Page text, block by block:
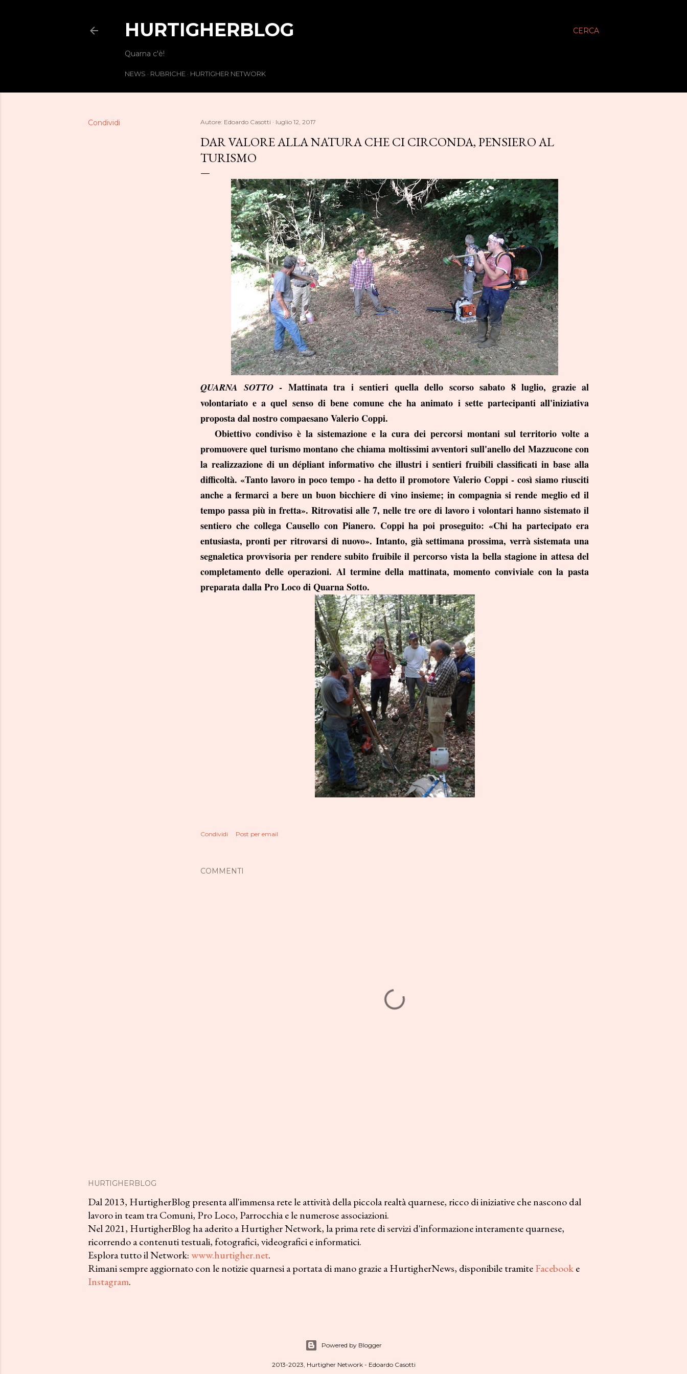
CERCA
HURTIGHERBLOG
Quarna c'è!
NEWS RUBRICHE HURTIGHER NETWORK
Condividi Autore: Edoardo Casotti luglio 12, 2017
DAR VALORE ALLA NATURA CHE CI CIRCONDA, PENSIERO AL
TURISMO
QUARNA SOTTO- Mattinata tra i sentieri quella dello scorso sabato 8 luglio, grazie al
volontariato e a quel senso di bene comune che ha animato i sette partecipanti all'iniziativa
proposta dal nostro compaesano Valerio Coppi.
Obiettivo condiviso è la sistemazione e la cura dei percorsi montani sul territorio volte a
promuovere quel turismo montano che chiama moltissimi avventori sull'anello del Mazzucone con
la realizzazione di un dépliant informativo che illustri i sentieri fruibili classificati in base alla
difficoltà. «Tanto lavoro in poco tempo - ha detto il promotore Valerio Coppi - così siamo riusciti
anche a fermarci a bere un buon bicchiere di vino insieme; in compagnia si rende meglio ed il
tempo passa più in fretta». Ritrovatisi alle 7, nelle tre ore di lavoro i volontari hanno sistemato il
sentiero che collega Causello con Pianero. Coppi ha poi proseguito: «Chi ha partecipato era
entusiasta, pronti per ritrovarsi di nuovo». Intanto, già settimana prossima, verrà sistemata una
segnaletica provvisoria per rendere subito fruibile il percorso vista la bella stagione in attesa del
completamento delle operazioni. Al termine della mattinata, momento conviviale con la pasta
preparata dalla Pro Loco di Quarna Sotto.
Condividi Post per email
COMMENTI
HURTIGHERBLOG
Dal 2013, HurtigherBlog presenta all'immensa rete le attività della piccola realtà quarnese, ricco di iniziative che nascono dal
lavoro in team tra Comuni, Pro Loco, Parrocchia e le numerose associazioni.
Nel 2021, HurtigherBlog ha aderito a Hurtigher Network, la prima rete di servizi d'informazione interamente quarnese,
ricorrendo a contenuti testuali, fotografici, videografici e informatici.
Esplora tutto il Network: www.hurtigher.net.
Rimani sempre aggiornato con le notizie quarnesi a portata di mano grazie a HurtigherNews, disponibile tramiteFacebooke
Instagram.
Powered by Blogger
2013-2023, Hurtigher Network - Edoardo Casotti